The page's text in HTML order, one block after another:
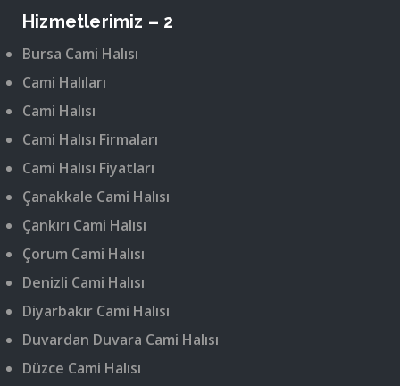
Hizmetlerimiz – 2
Bursa Cami Halısı
Cami Halıları
Cami Halısı
Cami Halısı Firmaları
Cami Halısı Fiyatları
Çanakkale Cami Halısı
Çankırı Cami Halısı
Çorum Cami Halısı
Denizli Cami Halısı
Diyarbakır Cami Halısı
Duvardan Duvara Cami Halısı
Düzce Cami Halısı